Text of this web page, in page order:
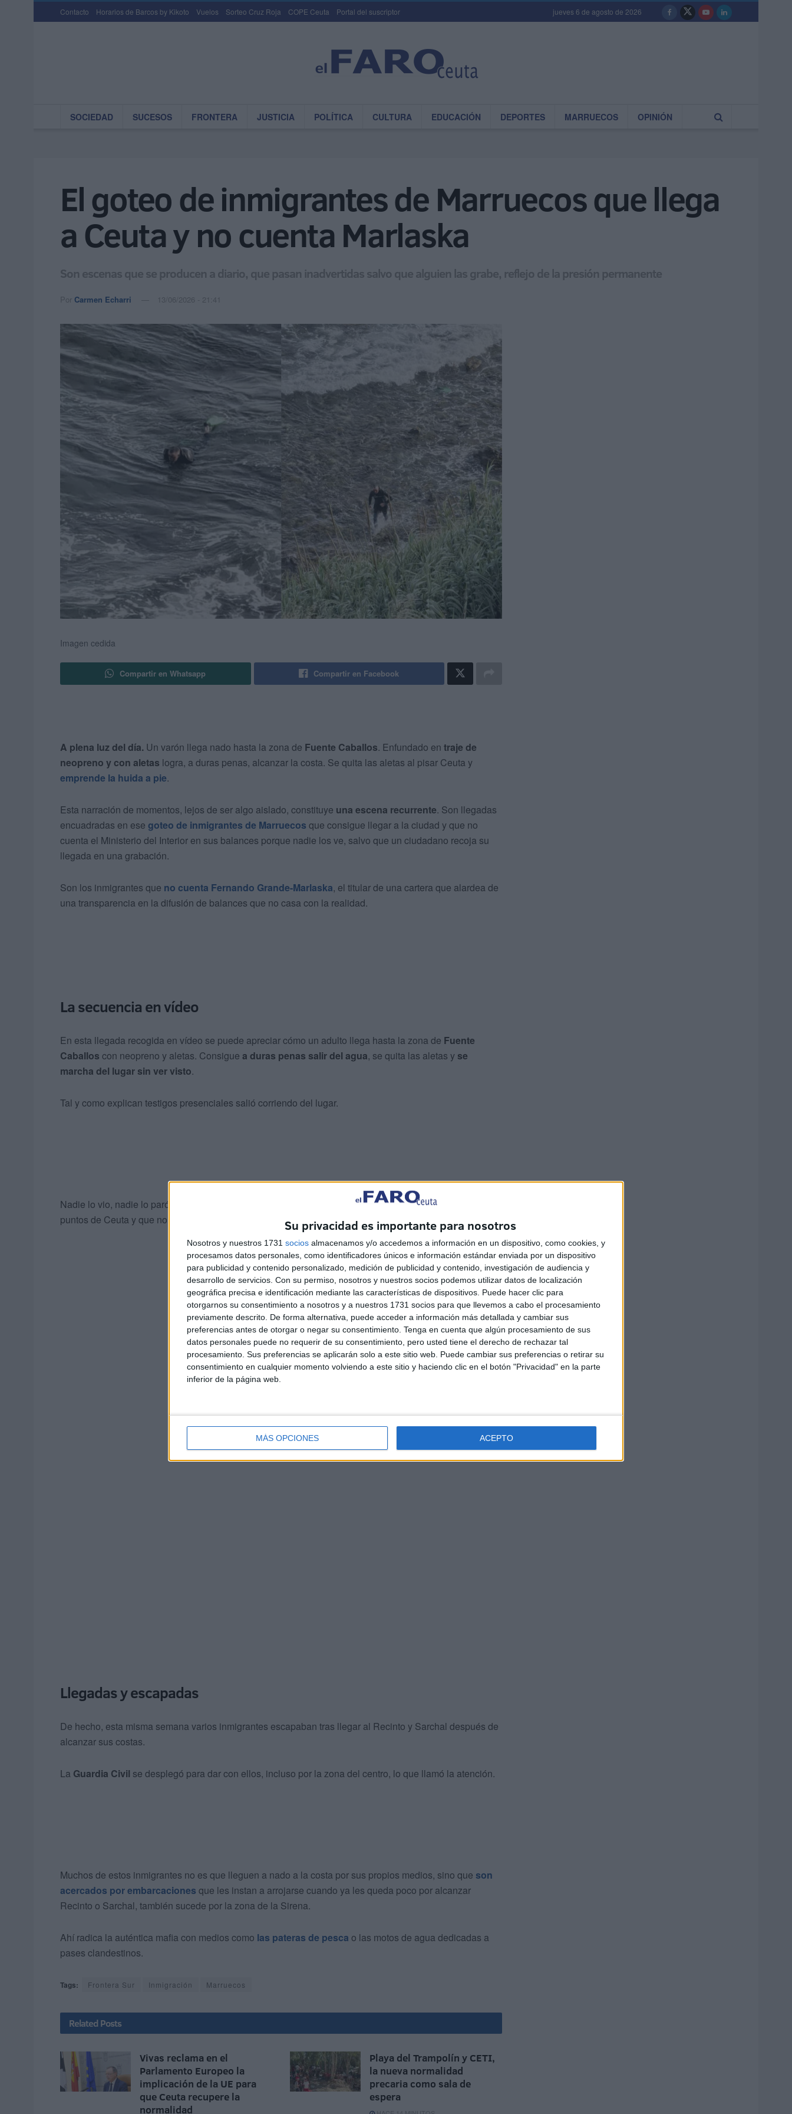
Su privacidad es importante para nosotros
Nosotros y nuestros 1731 socios almacenamos y/o accedemos a información en un dispositivo, como cookies, y
procesamos datos personales, como identificadores únicos e información estándar enviada por un dispositivo
para publicidad y contenido personalizado, medición de publicidad y contenido, investigación de audiencia y
desarrollo de servicios. Con su permiso, nosotros y nuestros socios podemos utilizar datos de localización
geográfica precisa e identificación mediante las características de dispositivos. Puede hacer clic para
otorgarnos su consentimiento a nosotros y a nuestros 1731 socios para que llevemos a cabo el procesamiento
previamente descrito. De forma alternativa, puede acceder a información más detallada y cambiar sus
preferencias antes de otorgar o negar su consentimiento. Tenga en cuenta que algún procesamiento de sus
datos personales puede no requerir de su consentimiento, pero usted tiene el derecho de rechazar tal
procesamiento. Sus preferencias se aplicarán solo a este sitio web. Puede cambiar sus preferencias o retirar su
consentimiento en cualquier momento volviendo a este sitio y haciendo clic en el botón "Privacidad" en la parte
inferior de la página web.
MÁS OPCIONES ACEPTO
Contacto Horarios de Barcos by Kikoto Vuelos Sorteo Cruz Roja COPE Ceuta Portal del suscriptor jueves 6 de agosto de 2026
SOCIEDAD SUCESOS FRONTERA JUSTICIA POLÍTICA CULTURA EDUCACIÓN DEPORTES MARRUECOS OPINIÓN
El goteo de inmigrantes de Marruecos que llega
a Ceuta y no cuenta Marlaska
Son escenas que se producen a diario, que pasan inadvertidas salvo que alguien las grabe, reflejo de la presión permanente
Por Carmen Echarri 13/06/2026 - 21:41
Imagen cedida
Compartir en Whatsapp Compartir en Facebook
A plena luz del día. Un varón llega nado hasta la zona de Fuente Caballos. Enfundado en traje de
neopreno y con aletas logra, a duras penas, alcanzar la costa. Se quita las aletas al pisar Ceuta y
emprende la huida a pie.
Esta narración de momentos, lejos de ser algo aislado, constituye una escena recurrente. Son llegadas
encuadradas en ese goteo de inmigrantes de Marruecos que consigue llegar a la ciudad y que no
cuenta el Ministerio del Interior en sus balances porque nadie los ve, salvo que un ciudadano recoja su
llegada en una grabación.
Son los inmigrantes que no cuenta Fernando Grande-Marlaska, el titular de una cartera que alardea de
una transparencia en la difusión de balances que no casa con la realidad.
La secuencia en vídeo
En esta llegada recogida en vídeo se puede apreciar cómo un adulto llega hasta la zona de Fuente
Caballos con neopreno y aletas. Consigue a duras penas salir del agua, se quita las aletas y se
marcha del lugar sin ver visto.
Tal y como explican testigos presenciales salió corriendo del lugar.
Nadie lo vio, nadie lo paró, pero su llegada se engarza con otras tantas que se suceden en distintos
puntos de Ceuta y que no son recogidas en ninguna estadística.
Llegadas y escapadas
De hecho, esta misma semana varios inmigrantes escapaban tras llegar al Recinto y Sarchal después de
alcanzar sus costas.
La Guardia Civil se desplegó para dar con ellos, incluso por la zona del centro, lo que llamó la atención.
Muchos de estos inmigrantes no es que lleguen a nado a la costa por sus propios medios, sino que son
acercados por embarcaciones que les instan a arrojarse cuando ya les queda poco por alcanzar
Recinto o Sarchal, también sucede por la zona de la Sirena.
Ahí radica la auténtica mafia con medios como las pateras de pesca o las motos de agua dedicadas a
pases clandestinos.
Tags: Frontera Sur Inmigración Marruecos
Related Posts
Vivas reclama en el
Parlamento Europeo la
implicación de la UE para
que Ceuta recupere la
normalidad
Playa del Trampolín y CETI,
la nueva normalidad
precaria como sala de
espera